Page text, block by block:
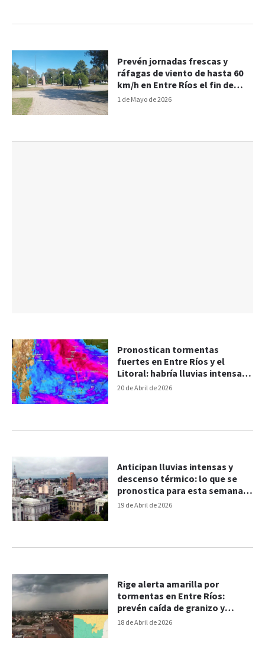
1 de Mayo de 2026
Prevén jornadas frescas y
ráfagas de viento de hasta 60
km/h en Entre Ríos el fin de
semana
20 de Abril de 2026
Pronostican tormentas
fuertes en Entre Ríos y el
Litoral: habría lluvias intensas
y cambio térmico
19 de Abril de 2026
Anticipan lluvias intensas y
descenso térmico: lo que se
pronostica para esta semana
en Entre Ríos
18 de Abril de 2026
Rige alerta amarilla por
tormentas en Entre Ríos:
prevén caída de granizo y
ráfagas de viento de hasta 70